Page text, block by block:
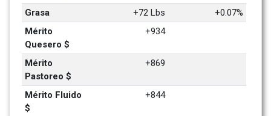
Grasa
+72 Lbs
+0.07%
Mérito
Quesero $
+934
Mérito
Pastoreo $
+869
Mérito Fluido
$
+844